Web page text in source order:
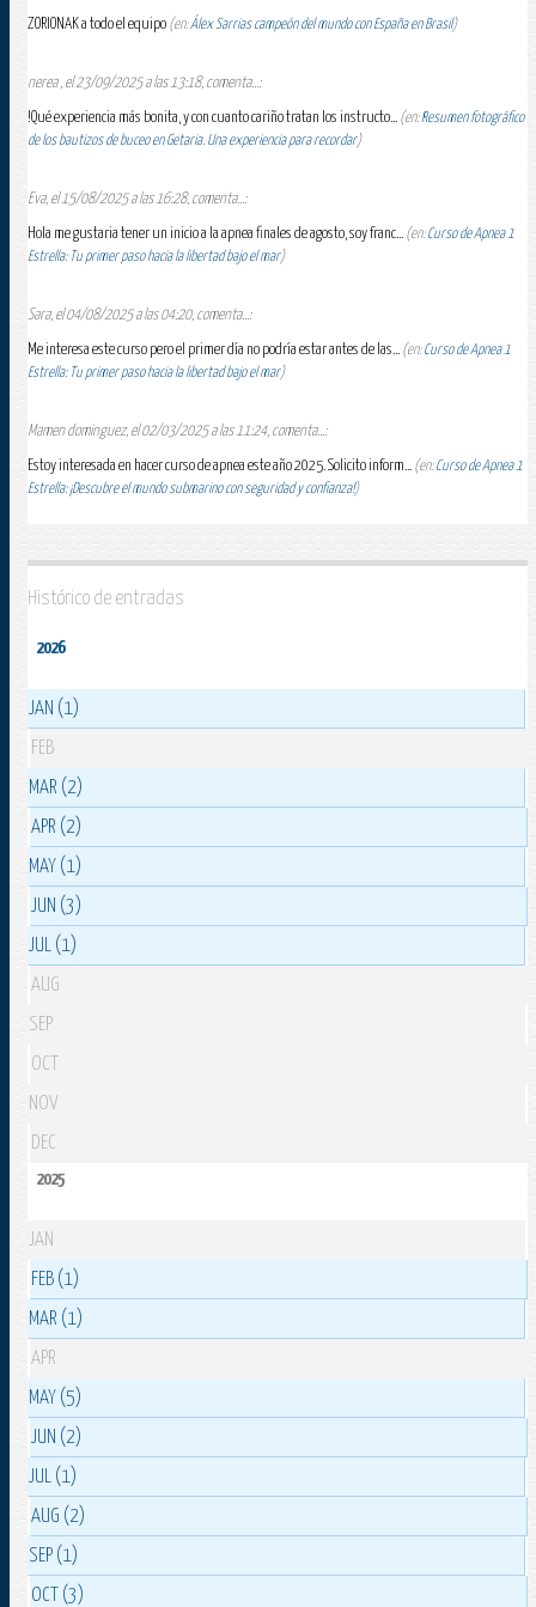
ZORIONAK a todo el equipo (en:Álex Sarrias campeón del mundo con España en Brasil)
nerea , el 23/09/2025 a las 13:18, comenta...:
!Qué experiencia más bonita, y con cuanto cariño tratan los instructo... (en:Resumen fotográfico
de los bautizos de buceo en Getaria. Una experiencia para recordar)
Eva, el 15/08/2025 a las 16:28, comenta...:
Hola me gustaria tener un inicio a la apnea finales de agosto, soy franc... (en:Curso de Apnea 1
Estrella: Tu primer paso hacia la libertad bajo el mar)
Sara, el 04/08/2025 a las 04:20, comenta...:
Me interesa este curso pero el primer día no podría estar antes de las... (en:Curso de Apnea 1
Estrella: Tu primer paso hacia la libertad bajo el mar)
Mamen dominguez, el 02/03/2025 a las 11:24, comenta...:
Estoy interesada en hacer curso de apnea este año 2025. Solicito inform... (en:Curso de Apnea 1
Estrella: ¡Descubre el mundo submarino con seguridad y confianza!)
Histórico de entradas
2026
JAN (1)
FEB
MAR (2)
APR (2)
MAY (1)
JUN (3)
JUL (1)
AUG
SEP
OCT
NOV
DEC
2025
JAN
FEB (1)
MAR (1)
APR
MAY (5)
JUN (2)
JUL (1)
AUG (2)
SEP (1)
OCT (3)